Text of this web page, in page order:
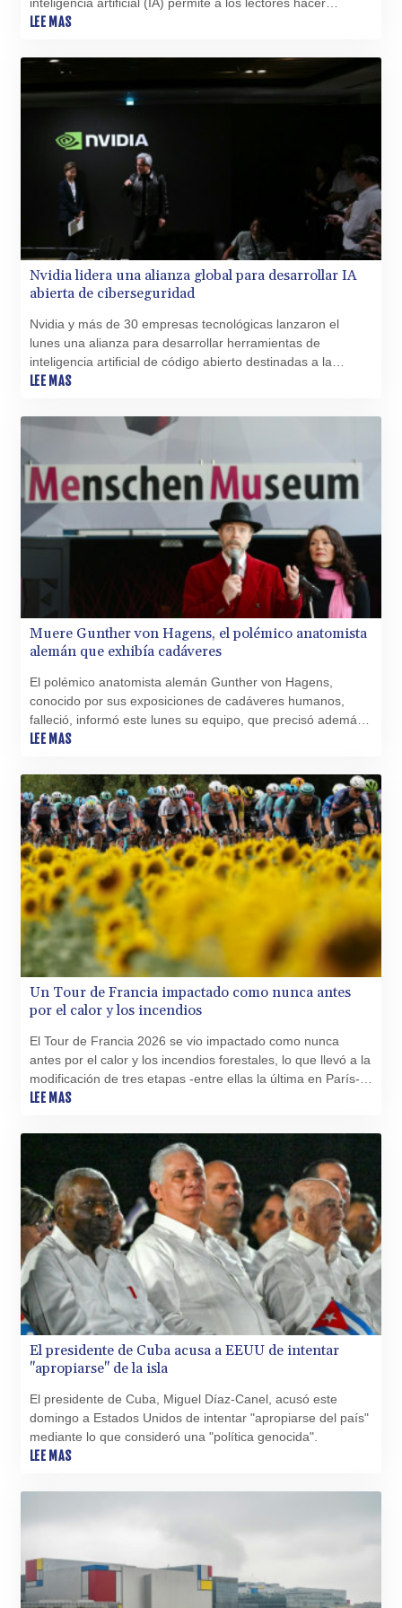
preguntas sobre una obra y recibir respuestas inmediatas.
LEE MAS
Nvidia lidera una alianza global para desarrollar IA
abierta de ciberseguridad
Nvidia y más de 30 empresas tecnológicas lanzaron el
lunes una alianza para desarrollar herramientas de
inteligencia artificial de código abierto destinadas a la
ciberseguridad, en medio del debate sobre la seguridad de
LEE MAS
Muere Gunther von Hagens, el polémico anatomista
alemán que exhibía cadáveres
El polémico anatomista alemán Gunther von Hagens,
conocido por sus exposiciones de cadáveres humanos,
falleció, informó este lunes su equipo, que precisó además
que el cuerpo será "plastinado", refiriéndose a la técnica de
LEE MAS
Un Tour de Francia impactado como nunca antes
por el calor y los incendios
El Tour de Francia 2026 se vio impactado como nunca
antes por el calor y los incendios forestales, lo que llevó a la
modificación de tres etapas -entre ellas la última en París-,
y abrió un debate sobre los pasos a seguir para el futuro.
LEE MAS
El presidente de Cuba acusa a EEUU de intentar
"apropiarse" de la isla
El presidente de Cuba, Miguel Díaz-Canel, acusó este
domingo a Estados Unidos de intentar "apropiarse del país"
mediante lo que consideró una "política genocida".
LEE MAS